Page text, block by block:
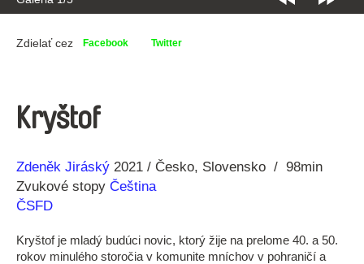
Zdielať cez Facebook Twitter
Kryštof
Réžia
Zdeněk Jiráský
Rok
výroby
2021 Česko Slovensko
98min
Zvukové stopy Čeština
ČSFD
Kryštof je mladý budúci novic, ktorý žije na prelome 40. a 50.
rokov minulého storočia v komunite mníchov v pohraničí a